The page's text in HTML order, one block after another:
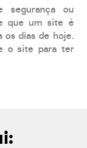
segurança ou
que um site é
os dias de hoje.
o site para ter